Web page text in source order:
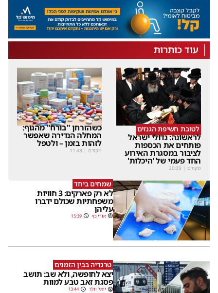
עוד כותרות
לטובת חשיפת הגנזים
לראשונה: גדולי ישראל
פותחים את הכספות
לציבור במסגרת האירוע
החד פעמי של 'היכלות'
מקודם |
20:39
כשהזרחן "בורח" מהגוף:
המחלה הנדירה שאפשר
לזהות בזמן – ולטפל
מקודם |
11:48
שמחים ביחד
לא רק פארקים: 3 חוויות
משפחתיות שכולם ידברו
עליהן
אורי כץ 15:39
טרגדיה בבין הזמנים
יצא לחופשה, ולא שב: תושב
פסגת זאב טבע למוות
יואל וולך 13:44